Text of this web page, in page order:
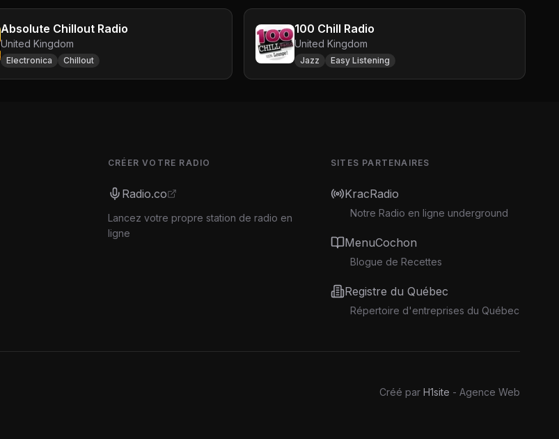
Absolute Chillout Radio
United Kingdom
Electronica Chillout
100 Chill Radio
United Kingdom
Jazz Easy Listening
CRÉER VOTRE RADIO
Radio.co
Lancez votre propre station de radio en
ligne
SITES PARTENAIRES
KracRadio
Notre Radio en ligne underground
MenuCochon
Blogue de Recettes
Registre du Québec
Répertoire d'entreprises du Québec
Créé par H1site - Agence Web